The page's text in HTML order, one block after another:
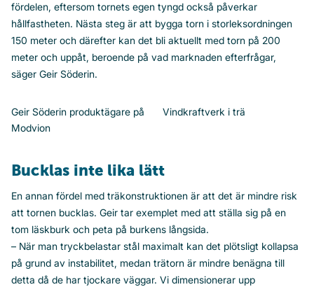
fördelen, eftersom tornets egen tyngd också påverkar
hållfastheten. Nästa steg är att bygga torn i storleksordningen
150 meter och därefter kan det bli aktuellt med torn på 200
meter och uppåt, beroende på vad marknaden efterfrågar,
säger Geir Söderin.
Geir Söderin produktägare på
Modvion
Vindkraftverk i trä
Bucklas inte lika lätt
En annan fördel med träkonstruktionen är att det är mindre risk
att tornen bucklas. Geir tar exemplet med att ställa sig på en
tom läskburk och peta på burkens långsida.
– När man tryckbelastar stål maximalt kan det plötsligt kollapsa
på grund av instabilitet, medan trätorn är mindre benägna till
detta då de har tjockare väggar. Vi dimensionerar upp